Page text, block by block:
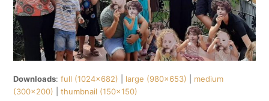
Downloads:full (1024x682) large (980x653)
medium
(300x200) |thumbnail (150x150)